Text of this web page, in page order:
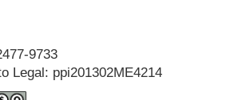
9733
Legal: ppi201302ME4214